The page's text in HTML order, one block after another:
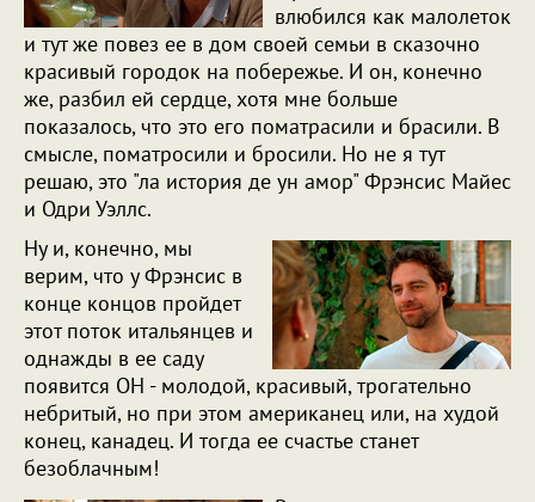
влюбился как малолеток
и тут же повез ее в дом своей семьи в сказочно
красивый городок на побережье. И он, конечно
же, разбил ей сердце, хотя мне больше
показалось, что это его поматрасили и брасили. В
смысле, поматросили и бросили. Но не я тут
решаю, это "ла история де ун амор" Фрэнсис Майес
и Одри Уэллс.
Ну и, конечно, мы
верим, что у Фрэнсис в
конце концов пройдет
этот поток итальянцев и
однажды в ее саду
появится ОН - молодой, красивый, трогательно
небритый, но при этом американец или, на худой
конец, канадец. И тогда ее счастье станет
безоблачным!